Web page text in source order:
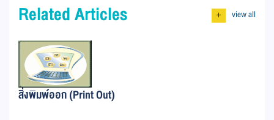
Related Articles + view all
สิ่งพิมพ์ออก (Print Out)